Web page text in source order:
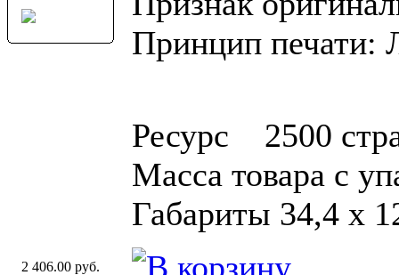
Принцип печати:
Ресурс 2500
Масса товара с
Габариты 34,4 x
2 406.00 руб.